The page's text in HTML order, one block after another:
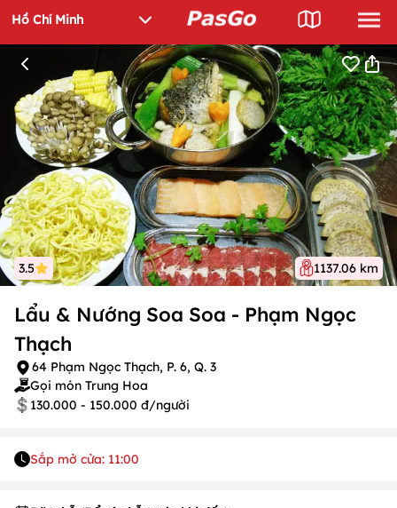
3.5 1137.06 km
Lẩu & Nướng Soa Soa - Phạm Ngọc
Thạch
64 Phạm Ngọc Thạch, P. 6, Q. 3
Gọi món Trung Hoa
130.000 - 150.000 đ/người
Sắp mở cửa: 11:00